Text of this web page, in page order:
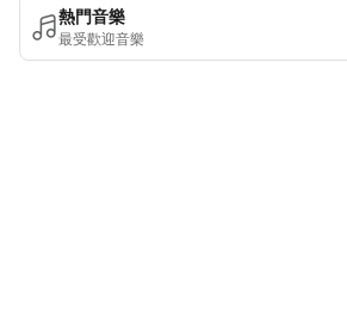
熱門音樂
最受歡迎音樂